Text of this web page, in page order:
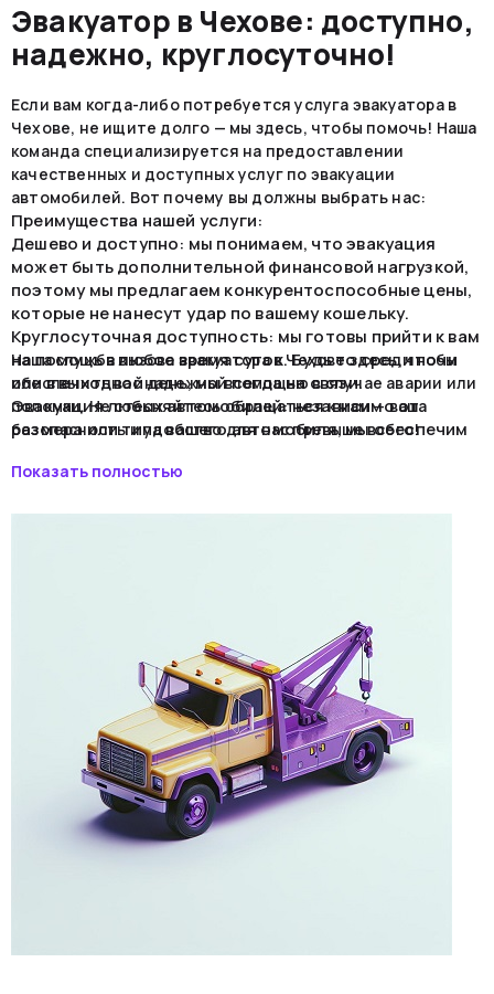
Эвакуатор в Чехове: доступно,
надежно, круглосуточно!
Если вам когда-либо потребуется услуга эвакуатора в
Чехове, не ищите долго — мы здесь, чтобы помочь! Наша
команда специализируется на предоставлении
качественных и доступных услуг по эвакуации
автомобилей. Вот почему вы должны выбрать нас:
Преимущества нашей услуги:
Дешево и доступно: мы понимаем, что эвакуация
может быть дополнительной финансовой нагрузкой,
поэтому мы предлагаем конкурентоспособные цены,
которые не нанесут удар по вашему кошельку.
Круглосуточная доступность: мы готовы прийти к вам
на помощь в любое время суток. Будь то среди ночи
или в выходной день, мы всегда на связи.
Эвакуация любых автомобилей: независимо от
размера или типа вашего автомобиля, мы обеспечим
Легко и просто: заказать услугу легко — просто
Наша служба вызова эвакуатора в Чехове здесь, чтобы
обеспечить вас надежной помощью в случае аварии или
поломки. Не стесняйтесь обращаться к нам — ваша
безопасность и удобство для нас превыше всего!
Показать полностью